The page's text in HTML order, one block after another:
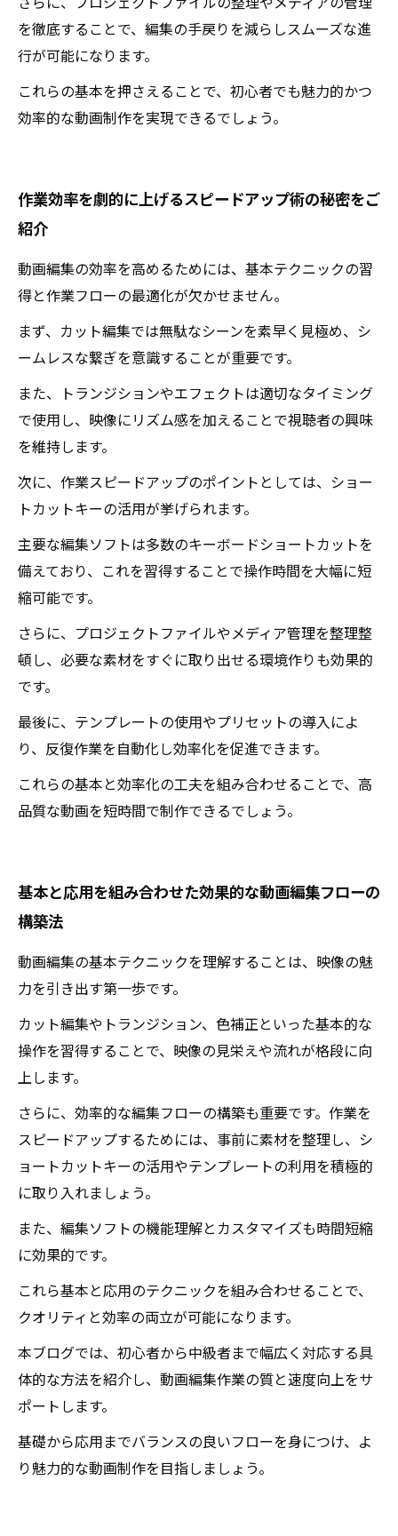
を徹底することで、編集の手戻りを減らしスムーズな進
行が可能になります。
これらの基本を押さえることで、初心者でも魅力的かつ
効率的な動画制作を実現できるでしょう。
作業効率を劇的に上げるスピードアップ術の秘密をご
紹介
動画編集の効率を高めるためには、基本テクニックの習
得と作業フローの最適化が欠かせません。
まず、カット編集では無駄なシーンを素早く見極め、シ
ームレスな繋ぎを意識することが重要です。
また、トランジションやエフェクトは適切なタイミング
で使用し、映像にリズム感を加えることで視聴者の興味
を維持します。
次に、作業スピードアップのポイントとしては、ショー
トカットキーの活用が挙げられます。
主要な編集ソフトは多数のキーボードショートカットを
備えており、これを習得することで操作時間を大幅に短
縮可能です。
さらに、プロジェクトファイルやメディア管理を整理整
頓し、必要な素材をすぐに取り出せる環境作りも効果的
です。
最後に、テンプレートの使用やプリセットの導入によ
り、反復作業を自動化し効率化を促進できます。
これらの基本と効率化の工夫を組み合わせることで、高
品質な動画を短時間で制作できるでしょう。
基本と応用を組み合わせた効果的な動画編集フローの
構築法
動画編集の基本テクニックを理解することは、映像の魅
力を引き出す第一歩です。
カット編集やトランジション、色補正といった基本的な
操作を習得することで、映像の見栄えや流れが格段に向
上します。
さらに、効率的な編集フローの構築も重要です。作業を
スピードアップするためには、事前に素材を整理し、シ
ョートカットキーの活用やテンプレートの利用を積極的
に取り入れましょう。
また、編集ソフトの機能理解とカスタマイズも時間短縮
に効果的です。
これら基本と応用のテクニックを組み合わせることで、
クオリティと効率の両立が可能になります。
本ブログでは、初心者から中級者まで幅広く対応する具
体的な方法を紹介し、動画編集作業の質と速度向上をサ
ポートします。
基礎から応用までバランスの良いフローを身につけ、よ
り魅力的な動画制作を目指しましょう。